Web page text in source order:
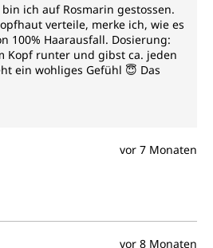
ich auf Rosmarin gestossen.
verteile, merke ich, wie es
100% Haarausfall. Dosierung:
Kopf runter und gibst ca. jeden
ein wohliges Gefühl 😇 Das
vor 7 Monaten
vor 8 Monaten